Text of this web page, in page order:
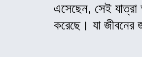
এসেছেন, সেই
করেছে। যা জীবনের